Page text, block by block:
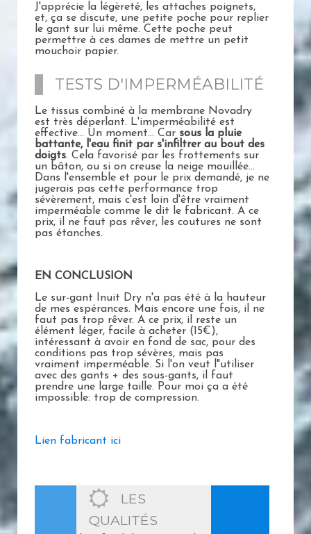
J'apprécie la légèreté, les attaches poignets,
et, ça se discute, une petite poche pour replier
le gant sur lui même. Cette poche peut
permettre à ces dames de mettre un petit
mouchoir papier.
TESTS D'IMPERMÉABILITÉ
Le tissus combiné à la membrane Novadry
est très déperlant. L'imperméabilité est
effective... Un moment... Car sous la pluie
battante, l'eau finit par s'infiltrer au bout des
doigts. Cela favorisé par les frottements sur
un bâton, ou si on creuse la neige mouillée...
Dans l'ensemble et pour le prix demandé, je ne
jugerais pas cette performance trop
sévèrement, mais c'est loin d'être vraiment
imperméable comme le dit le fabricant. A ce
prix, il ne faut pas rêver, les coutures ne sont
pas étanches.
EN CONCLUSION
Le sur-gant Inuit Dry n'a pas été à la hauteur
de mes espérances. Mais encore une fois, il ne
faut pas trop rêver. A ce prix, il reste un
élément léger, facile à acheter (15€),
intéressant à avoir en fond de sac, pour des
conditions pas trop sévères, mais pas
vraiment imperméable. Si l'on veut l"utiliser
avec des gants + des sous-gants, il faut
prendre une large taille. Pour moi ça a été
impossible: trop de compression.
Lien fabricant ici
LES
QUALITÉS